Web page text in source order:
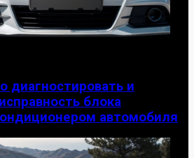
диагностировать и
блока
автомобиля